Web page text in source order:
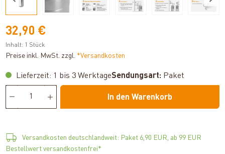
32,90 €
Inhalt: 1 Stück
Preise inkl. MwSt. zzgl. *Versandkosten
Lieferzeit: 1 bis 3 WerktageSendungsart: Paket
In den Warenkorb
Versandkosten deutschlandweit: Paket 6,90 EUR, ab 99 EUR
Bestellwert versandkostenfrei*